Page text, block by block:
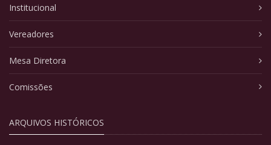
Institucional
Vereadores
Mesa Diretora
Comissões
ARQUIVOS HISTÓRICOS